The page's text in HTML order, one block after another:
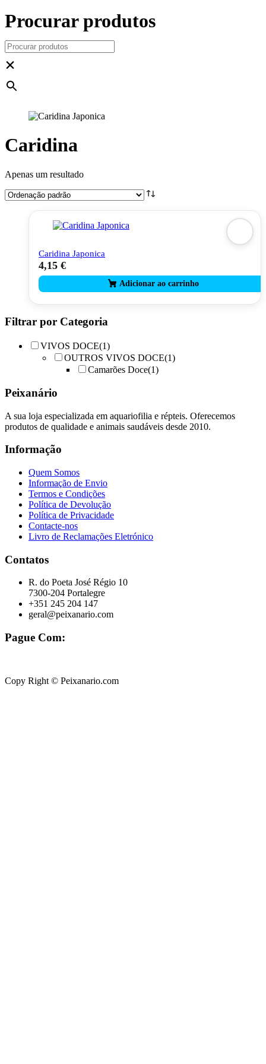
Procurar produtos
×
Caridina
Apenas um resultado
Caridina Japonica
4,15 €
Filtrar por Categoria
VIVOS DOCE(1)
OUTROS VIVOS DOCE(1)
Camarões Doce(1)
Peixanário
A sua loja especializada em aquariofilia e répteis. Oferecemos
produtos de qualidade e animais saudáveis desde 2010.
Informação
Quem Somos
Informação de Envio
Termos e Condições
Política de Devolução
Política de Privacidade
Contacte-nos
Livro de Reclamações Eletrónico
Contatos
R. do Poeta José Régio 10
7300-204 Portalegre
+351 245 204 147
geral@peixanario.com
Pague Com:
Copy Right © Peixanario.com